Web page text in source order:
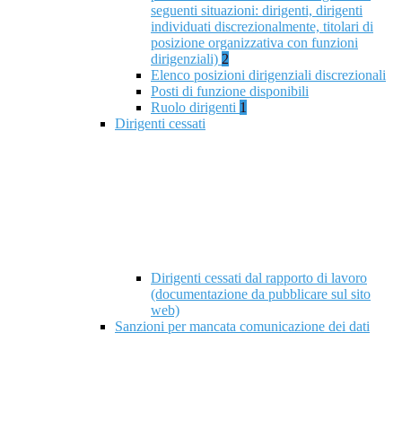
seguenti situazioni: dirigenti, dirigenti
individuati discrezionalmente, titolari di
posizione organizzativa con funzioni
dirigenziali) 2
Elenco posizioni dirigenziali discrezionali
Posti di funzione disponibili
Ruolo dirigenti 1
Dirigenti cessati
Dirigenti cessati dal rapporto di lavoro
(documentazione da pubblicare sul sito
web)
Sanzioni per mancata comunicazione dei dati